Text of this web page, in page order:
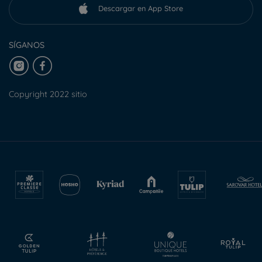
Descargar en App Store
SÍGANOS
Copyright 2022 sitio